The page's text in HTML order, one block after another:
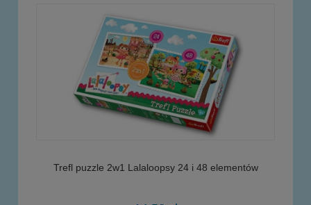
Trefl puzzle 2w1 Lalaloopsy 24 i 48 elementów